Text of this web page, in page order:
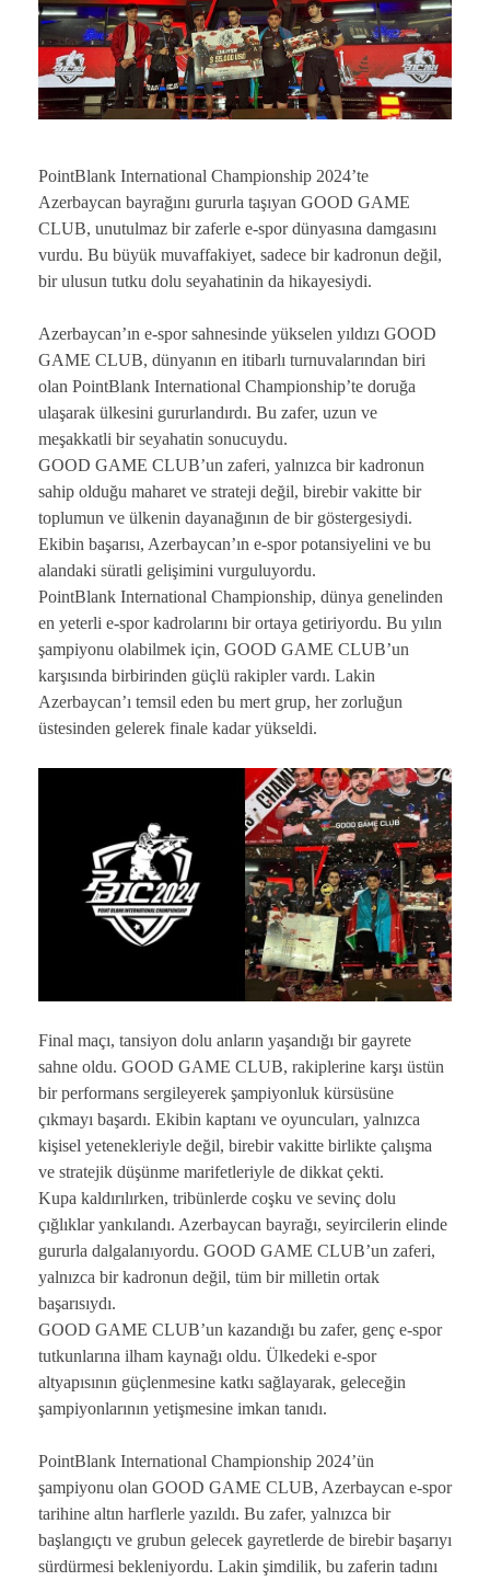
PointBlank International Championship 2024’te
Azerbaycan bayrağını gururla taşıyan GOOD GAME
CLUB, unutulmaz bir zaferle e-spor dünyasına damgasını
vurdu. Bu büyük muvaffakiyet, sadece bir kadronun değil,
bir ulusun tutku dolu seyahatinin da hikayesiydi.
Azerbaycan’ın e-spor sahnesinde yükselen yıldızı GOOD
GAME CLUB, dünyanın en itibarlı turnuvalarından biri
olan PointBlank International Championship’te doruğa
ulaşarak ülkesini gururlandırdı. Bu zafer, uzun ve
meşakkatli bir seyahatin sonucuydu.
GOOD GAME CLUB’un zaferi, yalnızca bir kadronun
sahip olduğu maharet ve strateji değil, birebir vakitte bir
toplumun ve ülkenin dayanağının de bir göstergesiydi.
Ekibin başarısı, Azerbaycan’ın e-spor potansiyelini ve bu
alandaki süratli gelişimini vurguluyordu.
PointBlank International Championship, dünya genelinden
en yeterli e-spor kadrolarını bir ortaya getiriyordu. Bu yılın
şampiyonu olabilmek için, GOOD GAME CLUB’un
karşısında birbirinden güçlü rakipler vardı. Lakin
Azerbaycan’ı temsil eden bu mert grup, her zorluğun
üstesinden gelerek finale kadar yükseldi.
Final maçı, tansiyon dolu anların yaşandığı bir gayrete
sahne oldu. GOOD GAME CLUB, rakiplerine karşı üstün
bir performans sergileyerek şampiyonluk kürsüsüne
çıkmayı başardı. Ekibin kaptanı ve oyuncuları, yalnızca
kişisel yetenekleriyle değil, birebir vakitte birlikte çalışma
ve stratejik düşünme marifetleriyle de dikkat çekti.
Kupa kaldırılırken, tribünlerde coşku ve sevinç dolu
çığlıklar yankılandı. Azerbaycan bayrağı, seyircilerin elinde
gururla dalgalanıyordu. GOOD GAME CLUB’un zaferi,
yalnızca bir kadronun değil, tüm bir milletin ortak
başarısıydı.
GOOD GAME CLUB’un kazandığı bu zafer, genç e-spor
tutkunlarına ilham kaynağı oldu. Ülkedeki e-spor
altyapısının güçlenmesine katkı sağlayarak, geleceğin
şampiyonlarının yetişmesine imkan tanıdı.
PointBlank International Championship 2024’ün
şampiyonu olan GOOD GAME CLUB, Azerbaycan e-spor
tarihine altın harflerle yazıldı. Bu zafer, yalnızca bir
başlangıçtı ve grubun gelecek gayretlerde de birebir başarıyı
sürdürmesi bekleniyordu. Lakin şimdilik, bu zaferin tadını